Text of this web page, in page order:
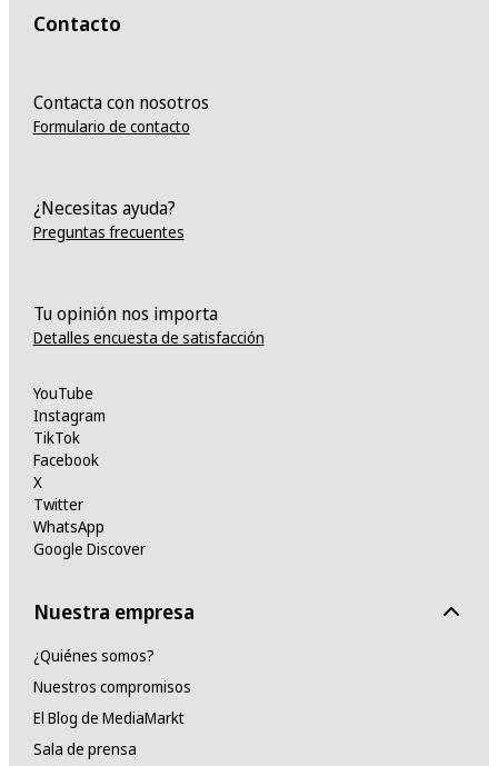
Contacto
Contacta con nosotros
Formulario de contacto
¿Necesitas ayuda?
Preguntas frecuentes
Tu opinión nos importa
Detalles encuesta de satisfacción
YouTube
Instagram
TikTok
Facebook
X
Twitter
WhatsApp
Google Discover
Nuestra empresa
¿Quiénes somos?
Nuestros compromisos
El Blog de MediaMarkt
Sala de prensa